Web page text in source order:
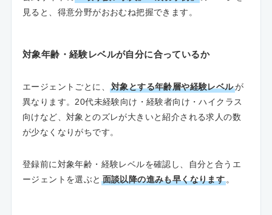
見ると、得意分野がおおむね把握できます。
対象年齢・経験レベルが自分に合っているか
エージェントごとに、 対象とする年齢層や経験レベルが
異なります。20代未経験向け・経験者向け・ハイクラス
向けなど、対象とのズレが大きいと紹介される求人の数
が少なくなりがちです。
登録前に対象年齢・経験レベルを確認し、自分と合うエ
ージェントを選ぶと 面談以降の進みも早くなります 。